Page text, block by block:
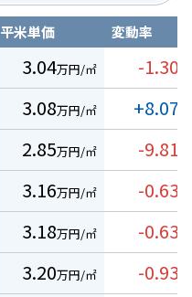
平米単価
変動率
3.04万円/㎡ -1.30
3.08万円/㎡ +8.07
2.85万円/㎡ -9.81
3.16万円/㎡ -0.63
3.18万円/㎡ -0.63
3.20万円/㎡ -0.93